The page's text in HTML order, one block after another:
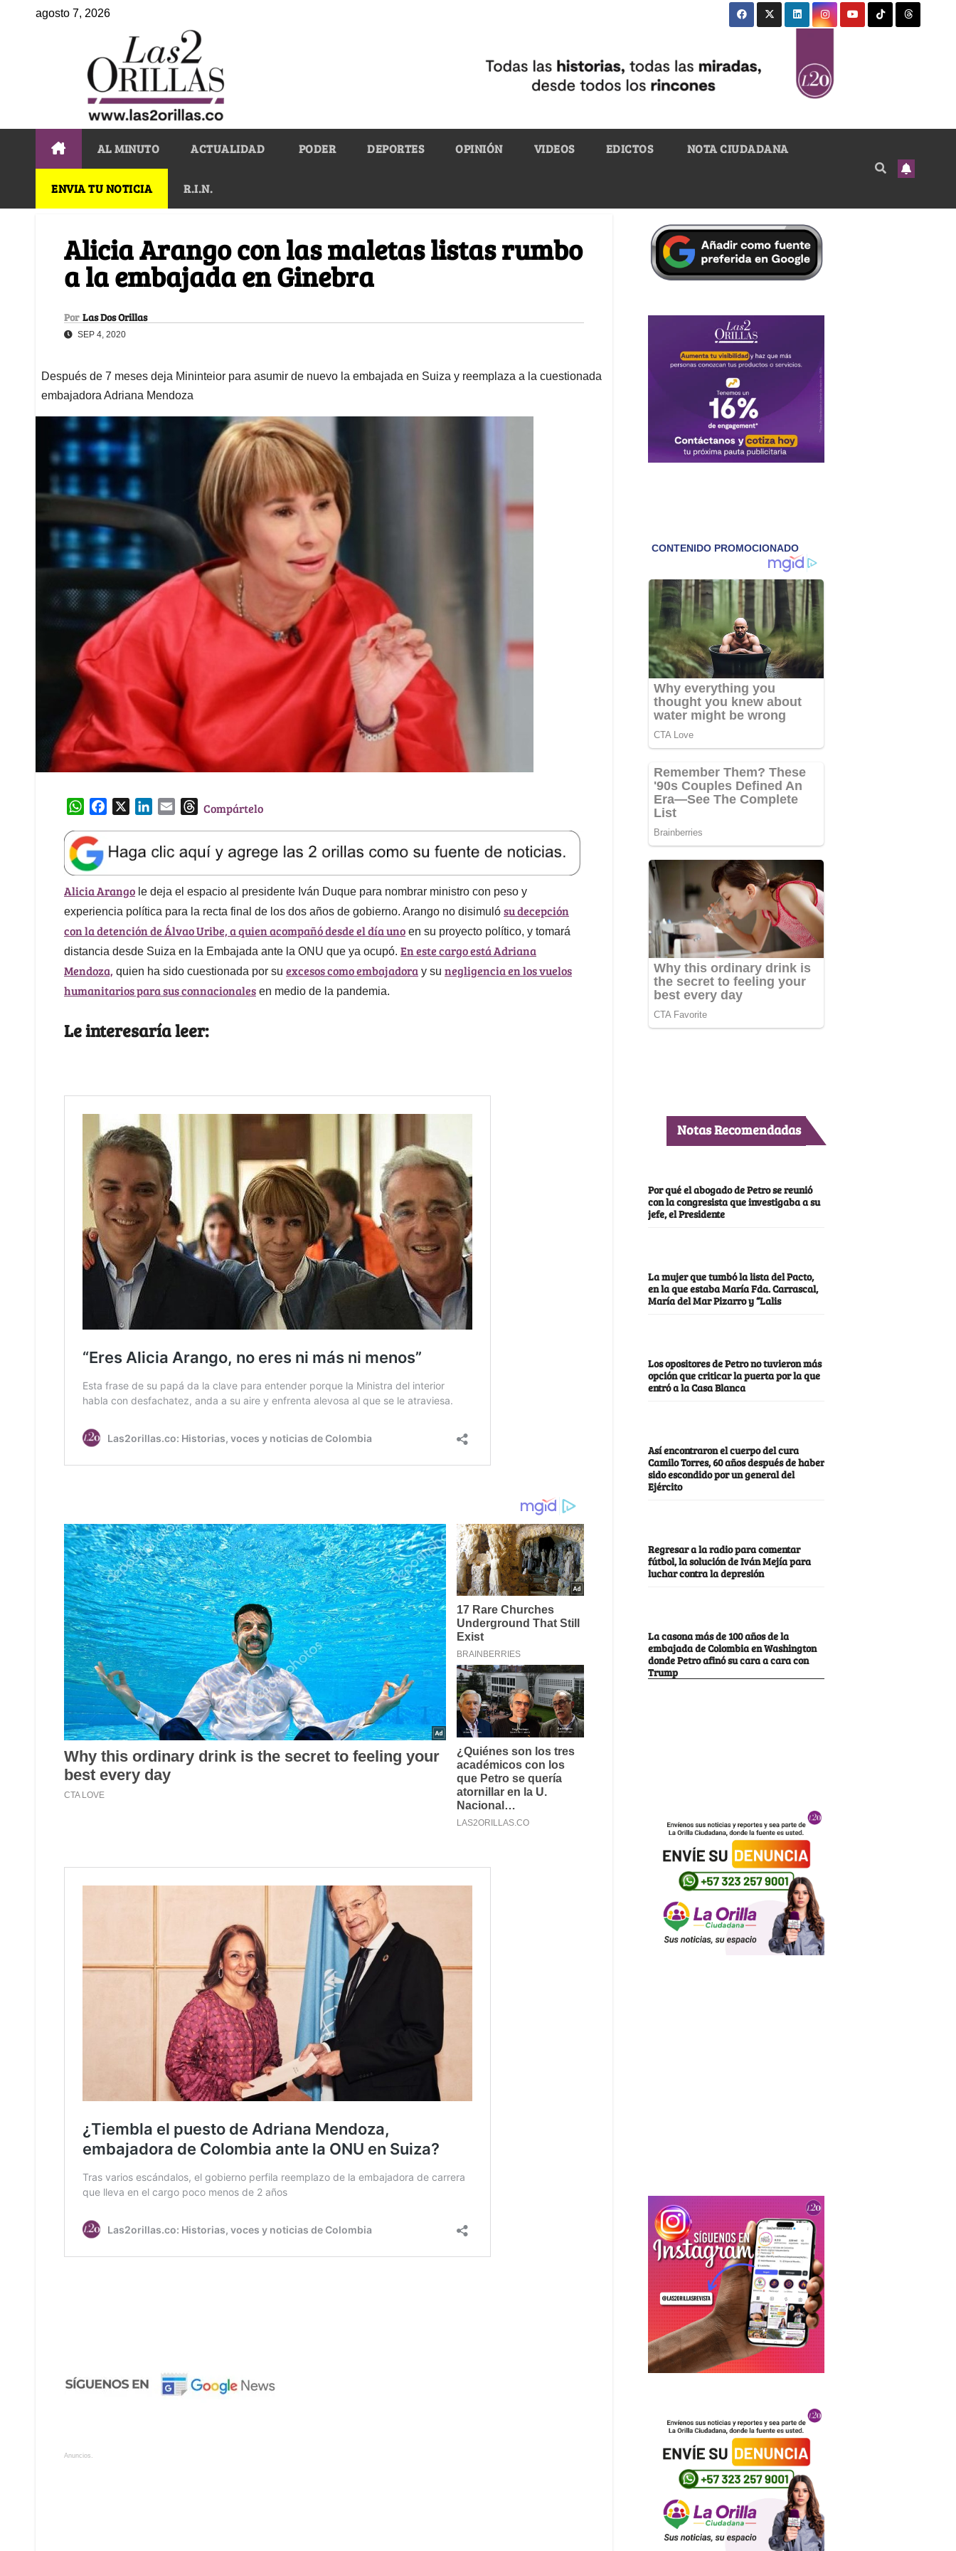
agosto 7, 2026
AL MINUTO ACTUALIDAD PODER DEPORTES OPINIÓN VIDEOS EDICTOS NOTA CIUDADANA
ENVIA TU NOTICIA R.I.N.
Alicia Arango con las maletas listas rumbo
a la embajada en Ginebra
Por Las Dos Orillas
SEP 4, 2020
Después de 7 meses deja Mininteior para asumir de nuevo la embajada en Suiza y reemplaza a la cuestionada
embajadora Adriana Mendoza
W
a
t
s
A
p
p
e
b
o
o
k
k
e
d
I
n
l
T
e
a
d
s
Compártelo
Alicia Arango le deja el espacio al presidente Iván Duque para nombrar ministro con peso y
experiencia política para la recta final de los dos años de gobierno. Arango no disimuló su decepción
con la detención de Álvao Uribe, a quien acompañó desde el día uno en su proyecto político, y tomará
distancia desde Suiza en la Embajada ante la ONU que ya ocupó. En este cargo está Adriana
Mendoza, quien ha sido cuestionada por su excesos como embajadora y su negligencia en los vuelos
humanitarios para sus connacionales en medio de la pandemia.
Le interesaría leer:
Anuncios.
Notas Recomendadas
Por qué el abogado de Petro se reunió
con la congresista que investigaba a su
jefe, el Presidente
La mujer que tumbó la lista del Pacto,
en la que estaba María Fda. Carrascal,
María del Mar Pizarro y “Lalis
Los opositores de Petro no tuvieron más
opción que criticar la puerta por la que
entró a la Casa Blanca
Así encontraron el cuerpo del cura
Camilo Torres, 60 años después de haber
sido escondido por un general del
Ejército
Regresar a la radio para comentar
fútbol, la solución de Iván Mejía para
luchar contra la depresión
La casona más de 100 años de la
embajada de Colombia en Washington
donde Petro afinó su cara a cara con
Trump